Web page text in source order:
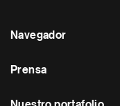
Navegador
Prensa